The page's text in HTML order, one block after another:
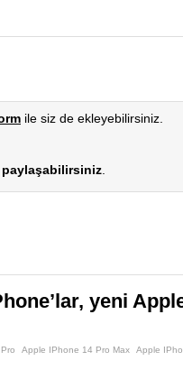
ile siz de ekleyebilirsiniz.
paylaşabilirsiniz
yeni
Apple IPhone 14 Pro Max Apple